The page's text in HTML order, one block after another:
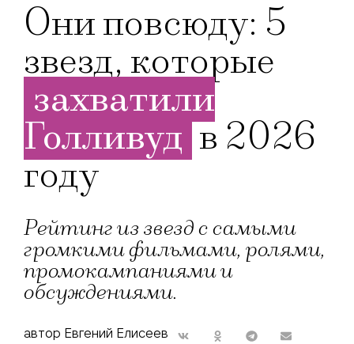
Они повсюду: 5
звезд, которые
захватили
Голливуд в 2026
году
Рейтинг из звезд с самыми
громкими фильмами, ролями,
промокампаниями и
обсуждениями.
автор Евгений Елисеев